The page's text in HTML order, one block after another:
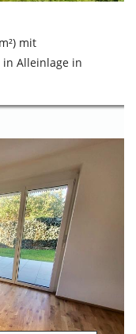
mit
Alleinlage in